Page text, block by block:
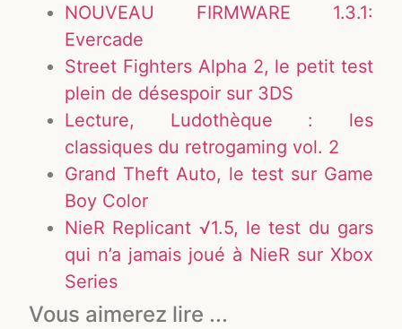
NOUVEAU FIRMWARE 1.3.1:
Evercade
Street Fighters Alpha 2, le petit test
plein de désespoir sur 3DS
Lecture, Ludothèque : les
classiques du retrogaming vol. 2
Grand Theft Auto, le test sur Game
Boy Color
NieR Replicant √1.5, le test du gars
qui n’a jamais joué à NieR sur Xbox
Series
Vous aimerez lire ...